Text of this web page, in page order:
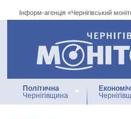
Інформ-агенція «Чернігівський
Інформ-агенція
«Чернігівський
Політична
Чернігівщина